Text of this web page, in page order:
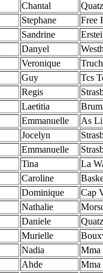
Chantal
Stephane
Free
Sandrine
Danyel
Veronique
Guy
Tcs
Regis
Laetitia
Emmanuelle
As
Jocelyn
Emmanuelle
Tina
La
Caroline
Dominique
Cap
Nathalie
Daniele
Murielle
Nadia
Mma
Ahde
Mma